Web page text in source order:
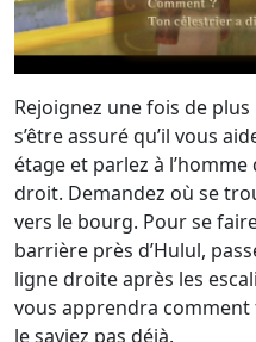
Rejoignez une fois de
s’être assuré qu’il vous
étage et parlez à
droit. Demandez où se
vers le bourg. Pour se
barrière près d’Hulul,
ligne droite après les
vous apprendra
le saviez pas déjà.